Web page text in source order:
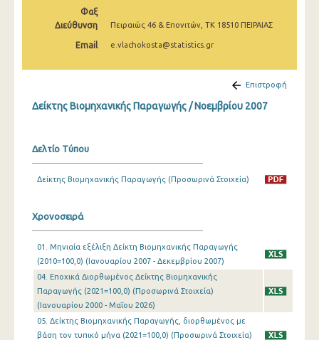
Μαρτίου 2025
Φεβρουαρίου 2025
Νοεμβρίου 2024
Αυγούστου 2024
Ιουλίου 2024
Μαΐου 2024
Απριλίου 2024
Μαρτίου 2024
Φαξ
Διεύθυνση
Πειραιώς 46 & Επονιτών, ΤΚ 18510 ΠΕΙΡΑΙΑΣ
Email e.vlachokosta@statistics.gr
Επιστροφή
Δείκτης Βιομηχανικής Παραγωγής / Νοεμβρίου 2007
Δελτίο Τύπου
Δείκτης Βιομηχανικής Παραγωγής (Προσωρινά Στοιχεία)
Χρονοσειρά
01. Μηνιαία εξέλιξη Δείκτη Βιομηχανικής Παραγωγής
(2010=100,0) (Ιανουαρίου 2007 - Δεκεμβρίου 2007)
04. Εποχικά Διορθωμένος Δείκτης Βιομηχανικής
Παραγωγής (2021=100,0) (Προσωρινά Στοιχεία)
(Ιανουαρίου 2000 - Μαΐου 2026)
05. Δείκτης Βιομηχανικής Παραγωγής, διορθωμένος με
βάση τον τυπικό μήνα (2021=100,0) (Προσωρινά Στοιχεία)